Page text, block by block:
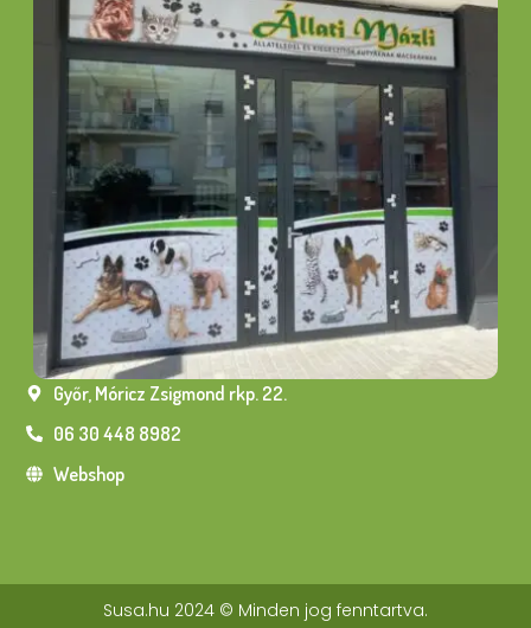
Győr, Móricz Zsigmond rkp. 22.
06 30 448 8982
Webshop
Susa.hu 2024 © Minden jog fenntartva.